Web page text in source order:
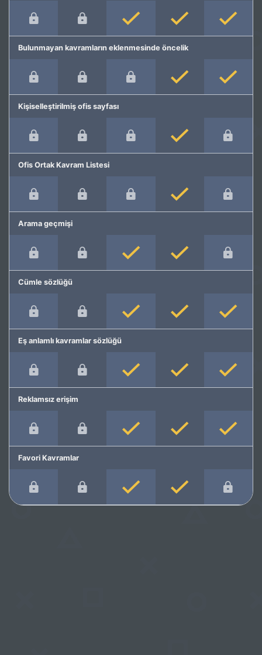
Bulunmayan kavramların eklenmesinde öncelik
Kişiselleştirilmiş ofis sayfası
Ofis Ortak Kavram Listesi
Arama geçmişi
Cümle sözlüğü
Eş anlamlı kavramlar sözlüğü
Reklamsız erişim
Favori Kavramlar